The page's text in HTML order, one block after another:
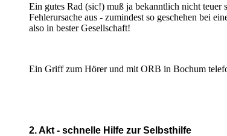
Ein gutes Rad (sic!) muß ja bekanntlich nicht
Fehlerursache aus - zumindest so geschehen bei
also in bester Gesellschaft!
Ein Griff zum Hörer und mit ORB in Bochum
2. Akt - schnelle Hilfe zur Selbsthilfe